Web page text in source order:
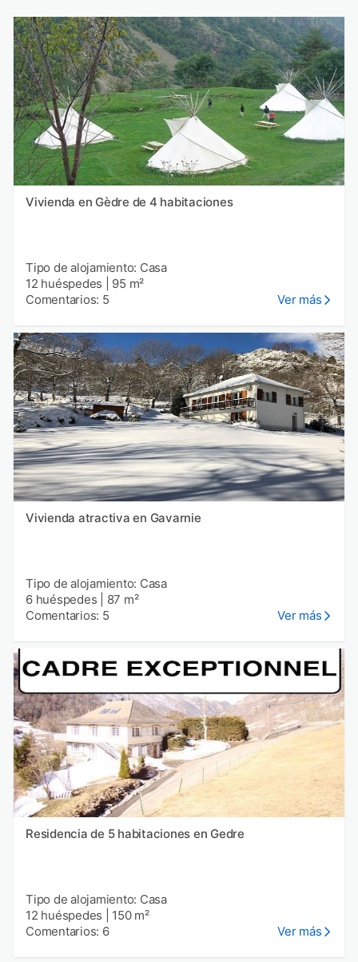
Vivienda en Gèdre de 4 habitaciones
Tipo de alojamiento: Casa
12 huéspedes
95 m²
Comentarios: 5
Ver más
Vivienda atractiva en Gavarnie
Tipo de alojamiento: Casa
6 huéspedes
87 m²
Comentarios: 5
Ver más
Residencia de 5 habitaciones en Gedre
Tipo de alojamiento: Casa
12 huéspedes
150 m²
Comentarios: 6
Ver más